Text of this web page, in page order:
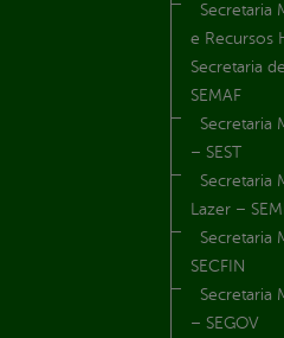
Secretaria
e Recursos
Secretaria
SEMAF
Secretaria
– SEST
Secretaria
Lazer –
Secretaria
SECFIN
Secretaria
– SEGOV